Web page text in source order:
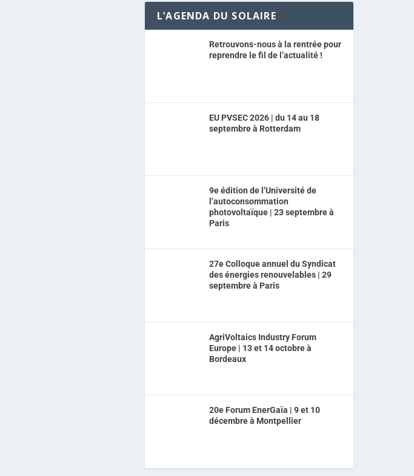
L’AGENDA DU SOLAIRE
Retrouvons-nous à la rentrée pour
reprendre le fil de l’actualité !
EU PVSEC 2026 | du 14 au 18
septembre à Rotterdam
9e édition de l’Université de
l’autoconsommation
photovoltaïque | 23 septembre à
Paris
27e Colloque annuel du Syndicat
des énergies renouvelables | 29
septembre à Paris
AgriVoltaics Industry Forum
Europe | 13 et 14 octobre à
Bordeaux
20e Forum EnerGaïa | 9 et 10
décembre à Montpellier